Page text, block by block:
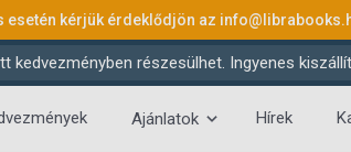
kérjük érdeklődjön az
kedvezményben részesülhet. Ingyenes
Ajánlatok Hírek